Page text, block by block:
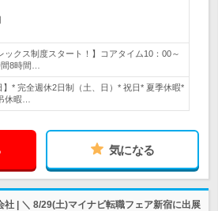
ックス制度スタート！】コアタイム10：00～
8時間…
】* 完全週休2日制（土、日）* 祝日* 夏季休暇*
休暇…
気になる
社 | ＼ 8/29(土)マイナビ転職フェア新宿に出展